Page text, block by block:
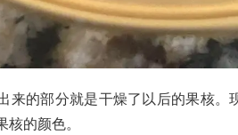
来的部分就是干燥了以后的果核。
的颜色。